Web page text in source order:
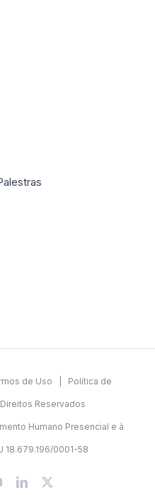
de Uso Política de
Reservados
Humano Presencial e à
0001-58